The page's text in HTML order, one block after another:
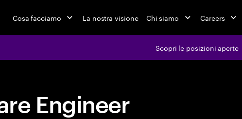
Cosa facciamo La nostra visione Chi siamo Careers
Scopri le posizioni aperte
Engineer